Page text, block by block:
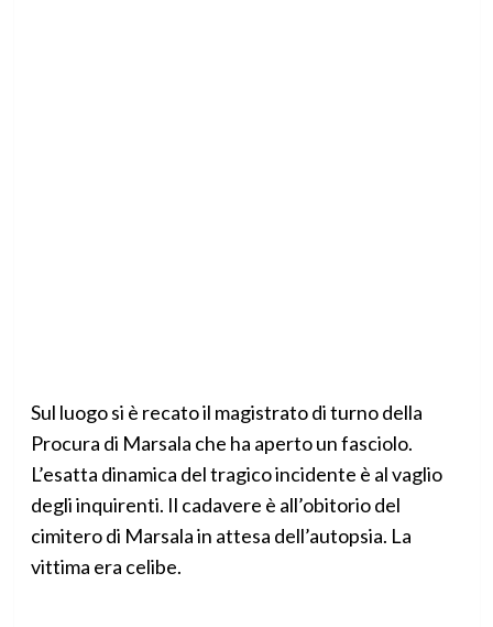
Sul luogo si è recato il magistrato di turno della
Procura di Marsala che ha aperto un fasciolo.
L’esatta dinamica del tragico incidente è al vaglio
degli inquirenti. Il cadavere è all’obitorio del
cimitero di Marsala in attesa dell’autopsia. La
vittima era celibe.